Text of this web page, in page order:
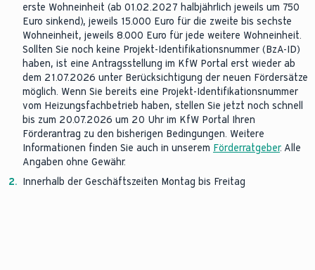
erste Wohneinheit (ab 01.02.2027 halbjährlich jeweils um 750
Euro sinkend), jeweils 15.000 Euro für die zweite bis sechste
Wohneinheit, jeweils 8.000 Euro für jede weitere Wohneinheit.
Sollten Sie noch keine Projekt-Identifikationsnummer (BzA-ID)
haben, ist eine Antragsstellung im KfW Portal erst wieder ab
dem 21.07.2026 unter Berücksichtigung der neuen Fördersätze
möglich. Wenn Sie bereits eine Projekt-Identifikationsnummer
vom Heizungsfachbetrieb haben, stellen Sie jetzt noch schnell
bis zum 20.07.2026 um 20 Uhr im KfW Portal Ihren
Förderantrag zu den bisherigen Bedingungen. Weitere
Informationen finden Sie auch in unserem Förderratgeber. Alle
Angaben ohne Gewähr.
2. Innerhalb der Geschäftszeiten Montag bis Freitag